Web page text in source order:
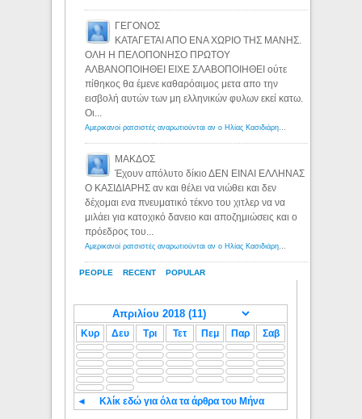
PEOPLE RECENT POPULAR
ΓΕΓΟΝΟΣ
ΚΑΤΑΓΕΤΑΙ ΑΠΟ ΕΝΑ ΧΩΡΙΟ ΤΗΣ ΜΑΝΗΣ.
ΟΛΗ Η ΠΕΛΟΠΟΝΗΣΟ ΠΡΩΤΟΥ
ΑΛΒΑΝΟΠΟΙΗΘΕΙ ΕΙΧΕ ΣΛΑΒΟΠΟΙΗΘΕΙ ούτε
πίθηκος θα έμενε καθαρόαιμος μετα απο την
εισβολή αυτών των μη ελληνικών φυλων εκεί κατω.
Οι...
Αμερικανοί ρατσιστές αναρωτιούνται αν ο Ηλίας Κασιδιάρης ανήκει στη λευκή φυλή... - Λόγιος Ερμής
ΜΑΚΔΟΣ
Έχουν απόλυτο δίκιο ΔΕΝ ΕΙΝΑΙ ΕΛΛΗΝΑΣ
Ο ΚΑΣΙΔΙΑΡΗΣ αν και θέλει να νιώθει και δεν
δέχομαι ενα πνευματικό τέκνο του χιτλερ να να
μιλάει για κατοχικό δανειο και αποζημιώσεις και ο
πρόεδρος του...
Αμερικανοί ρατσιστές αναρωτιούνται αν ο Ηλίας Κασιδιάρης ανήκει στη λευκή φυλή... - Λόγιος Ερμής
Κυρ Δευ Τρι Τετ Πεμ Παρ Σαβ
◄ Κλίκ εδώ για όλα τα άρθρα του Μήνα